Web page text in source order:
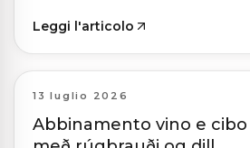
Leggi l'articolo
13 luglio 2026
Abbinamento vino e cibo